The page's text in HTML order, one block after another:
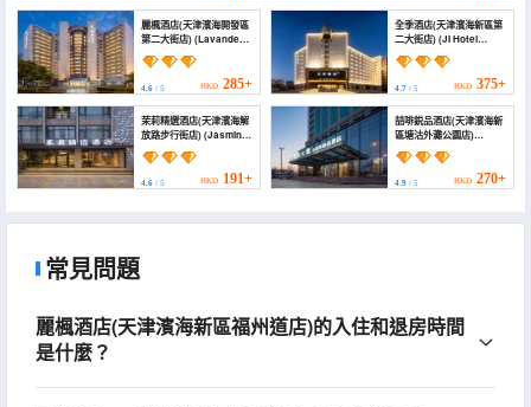
麗楓酒店(天津濱海開發區
第二大街店) (Lavande
Hotel (Tianjin Binhai
Development Zone
Second Avenue))
4.6 / 5 HKD 285+
全季酒店(天津濱海新區第
二大街店) (JI Hotel
(Tianjin Binhai New
Area Second Avenue))
4.7/ 5 HKD 375+
茉莉精選酒店(天津濱海解
放路步行街店) (Jasmine
Hotel (Tianjin Binhai
Jiefang Road
Pedestrian Street))
4.6 / 5 HKD 191+
喆啡鋭品酒店(天津濱海新
區塘沽外灘公園店)
(James Joyce Treasury
Hotel (Tianjin Binhai
New Area Tanggu Bund
Park Branch))
4.9/ 5 HKD 270+
常見問題
麗楓酒店(天津濱海新區福州道店)的入住和退房時間
是什麼？